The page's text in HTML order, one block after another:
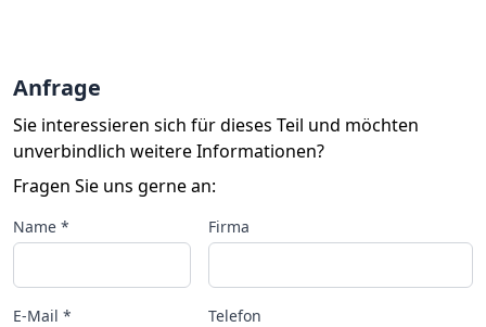
Anfrage
Sie interessieren sich für dieses Teil und möchten
unverbindlich weitere Informationen?
Fragen Sie uns gerne an:
Name * Firma
E-Mail * Telefon